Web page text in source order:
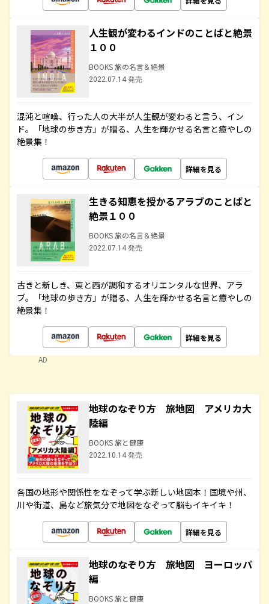
人生観が変わるインドのことばと絶景
１００
BOOKS 旅の名言＆絶景
2022.07.14 発売
混沌と喧噪、行った人の大半が人生観が変わると言う、イン
ド。「地球の歩き方」が贈る、人生を輝かせる名言と癒やしの
絶景集！
詳細を見る
生きる知恵を授かるアラブのことばと
絶景１００
BOOKS 旅の名言＆絶景
2022.07.14 発売
古きと新しき、東と西が調和するオリエンタルな世界、アラ
ブ。「地球の歩き方」が贈る、人生を輝かせる名言と癒やしの
絶景集！
詳細を見る
AD
地球のなぞり方 旅地図 アメリカ大
陸編
BOOKS 旅と健康
2022.10.14 発売
各国の地形や関係性をなぞって学ぶ新しい地図本！国境や州、
川や街道、島など旅気分で地図をなぞって脳もイキイキ！
詳細を見る
地球のなぞり方 旅地図 ヨーロッパ
編
BOOKS 旅と健康